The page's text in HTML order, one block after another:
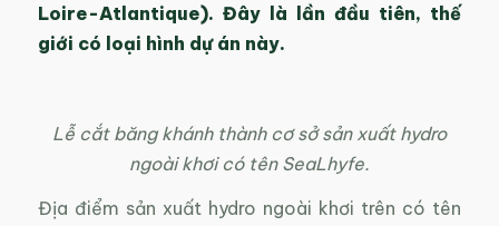
Loire-Atlantique). Đây là lần đầu tiên, thế
giới có loại hình dự án này.
Lễ cắt băng khánh thành cơ sở sản xuất hydro
ngoài khơi có tên SeaLhyfe.
Địa điểm sản xuất hydro ngoài khơi trên có tên